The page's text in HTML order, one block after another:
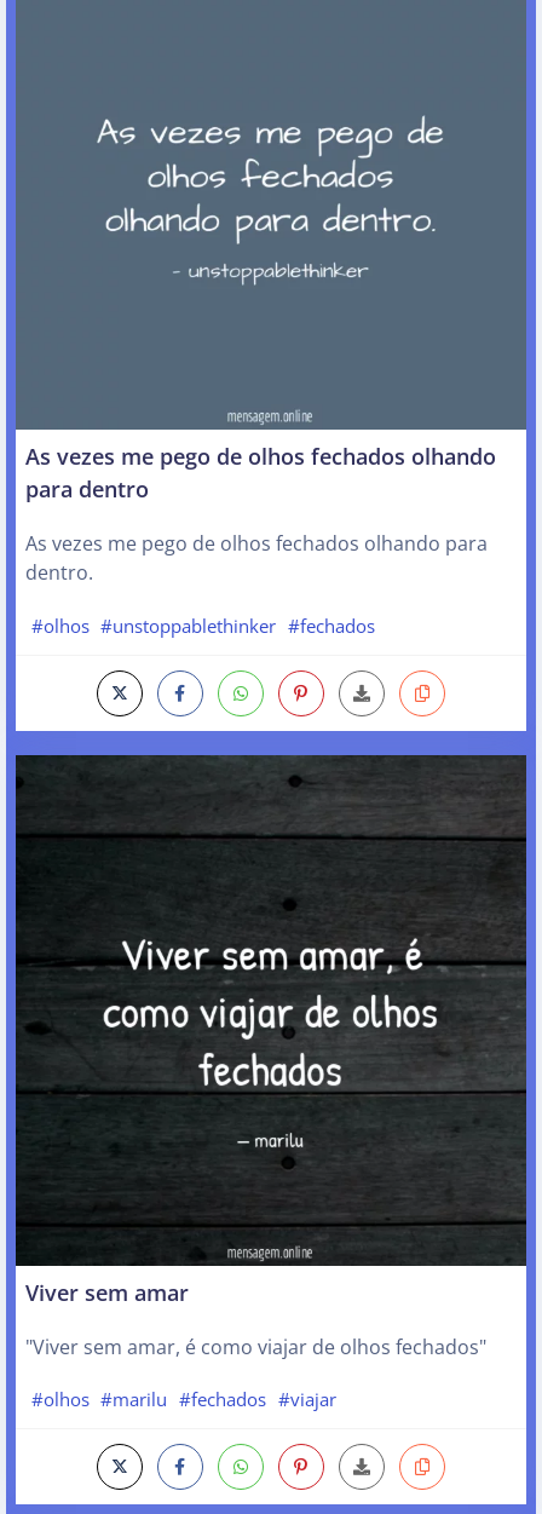
As vezes me pego de olhos fechados olhando
para dentro
As vezes me pego de olhos fechados olhando para
dentro.
#olhos #unstoppablethinker #fechados
Viver sem amar
"Viver sem amar, é como viajar de olhos fechados"
#olhos #marilu #fechados #viajar